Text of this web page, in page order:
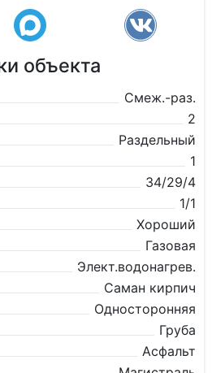
объекта
Смеж.-раз.
2
Раздельный
1
34/29/4
1/1
Хороший
Газовая
Элект.водонагрев.
Саман кирпич
Односторонняя
Груба
Асфальт